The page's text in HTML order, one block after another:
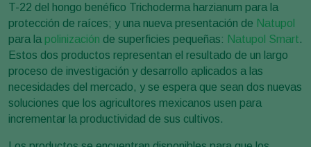
T-22 del hongo benéfico Trichoderma harzianum para la
protección de raíces; y una nueva presentación de Natupol
para la polinización de superficies pequeñas: Natupol Smart.
Estos dos productos representan el resultado de un largo
proceso de investigación y desarrollo aplicados a las
necesidades del mercado, y se espera que sean dos nuevas
soluciones que los agricultores mexicanos usen para
incrementar la productividad de sus cultivos.